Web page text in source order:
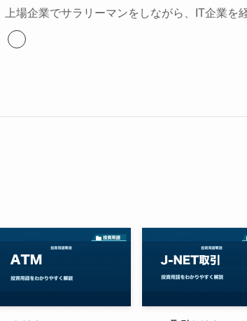
上場企業でサラリーマンをしながら、IT企業を